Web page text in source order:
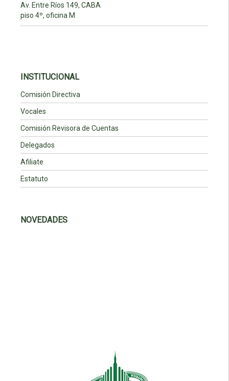
Av. Entre Ríos 149, CABA
piso 4º, oficina M
INSTITUCIONAL
Comisión Directiva
Vocales
Comisión Revisora de Cuentas
Delegados
Afiliate
Estatuto
NOVEDADES